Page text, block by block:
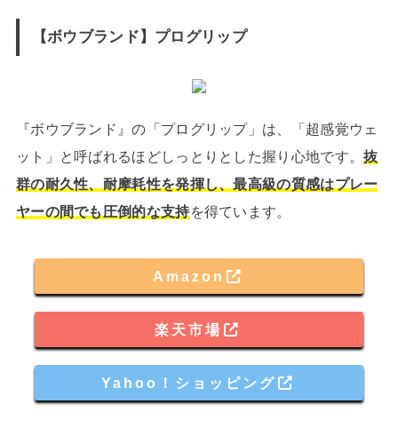
【ボウブランド】プログリップ
『ボウブランド』の「プログリップ」は、「超感覚ウェ
ット」と呼ばれるほどしっとりとした握り心地です。抜
群の耐久性、耐摩耗性を発揮し、最高級の質感はプレー
ヤーの間でも圧倒的な支持を得ています。
Amazon
楽天市場
Yahoo！ショッピング